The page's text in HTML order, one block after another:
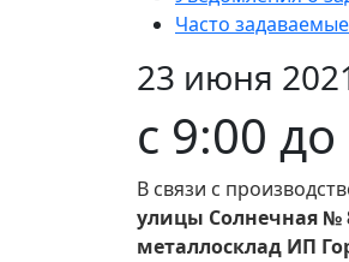
Часто
23 июня
с 9:00
В связи с
улицы Солнечная №
металлосклад ИП